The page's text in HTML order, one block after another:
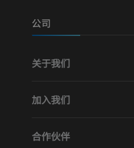
公司
关于我们
加入我们
合作伙伴